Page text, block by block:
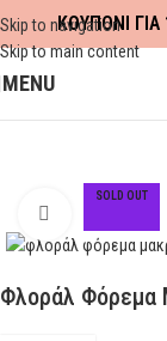
Skip to navigation
Skip to main content
ΚΟΥΠΟΝΙ ΓΙΑ
MENU
SOLD OUT
Φλοράλ Φόρεμα